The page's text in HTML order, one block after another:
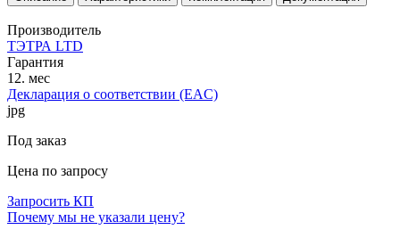
Производитель
ТЭТРА LTD
Гарантия
12. мес
Декларация о соответствии (EAC)
jpg
Под заказ
Цена по запросу
Запросить КП
Почему мы не указали цену?